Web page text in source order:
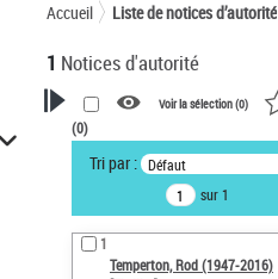
Accueil Liste de notices d’autorité
1 Notices d'autorité
VOTRE RECHERCHE
Recherche avancée dans les
notices d’autorité
Œuvres liées à l'auteur :
Temperton, Rod (1947-2016)
Voir la sélection (0)
(0)
Tri par : Défaut
sur 1
1
Temperton, Rod (1947-2016)